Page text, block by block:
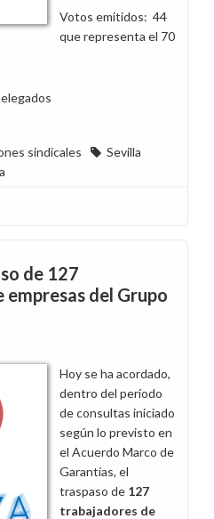
Votos emitidos: 44
que representa el 70
sindicales
Sevilla
de 127
del Grupo
Hoy se ha acordado,
dentro del período
de consultas iniciado
según lo previsto en
el Acuerdo Marco de
Garantías, el
traspaso de 127
trabajadores de